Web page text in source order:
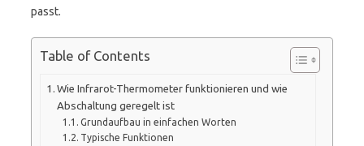
passt.
Table of Contents
Wie Infrarot-Thermometer funktionieren und wie
Abschaltung geregelt ist
Grundaufbau in einfachen Worten
Typische Funktionen